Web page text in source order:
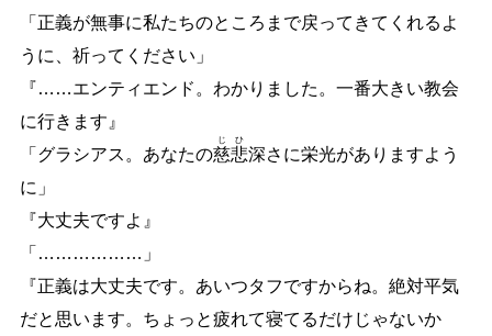
「正義が無事に私たちのところまで戻ってきてくれるよ
うに、祈ってください」
『… …エンティエンド。わかりました。一番大きい教会
に行きます』
「グラシアス。あなたの慈
じ
悲
ひ
深さに栄光がありますよう
に」
『大丈夫ですよ』
「 … … … … … … 」
『正義は大丈夫です。あいつタフですからね。絶対平気
だと思います。ちょっと疲れて寝てるだけじゃないか